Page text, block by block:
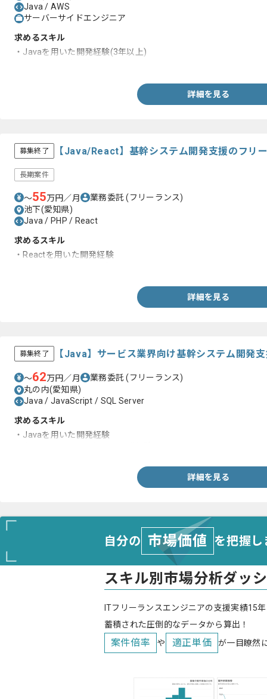
Java / AWS
サーバーサイドエンジニア
求めるスキル
・Javaを用いた開発経験(3年以上)
詳細を見る
募集終了 【Java/React】基幹システム開発支援のフリ
長期案件
〜55万円／月 業務委託(フリーランス)
池下(愛知県)
Java / PHP / React
求めるスキル
・Reactを用いた開発経験
詳細を見る
募集終了 【Java】サービス業界向け基幹システム開発
〜62万円／月 業務委託(フリーランス)
丸の内(愛知県)
Java / JavaScript / SQL Server
求めるスキル
・Javaを用いた開発経験
詳細を見る
自分の 市場価値 を把握
スキル別市場分析ダッ
ITフリーランスエンジニアの支援実績15
蓄積された圧倒的なデータから算出！
案件倍率 や 適正単価 が一目瞭然